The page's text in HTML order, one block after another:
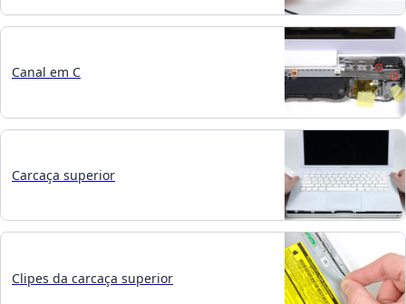
Canal em C
Carcaça superior
Clipes da carcaça superior